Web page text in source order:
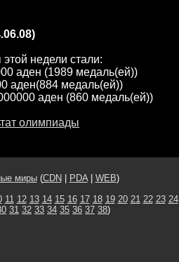
недели стали:
аден (1989 медаль(ей))
аден(884 медаль(ей))
аден (860 медаль(ей))
олимпиады
миры(CDN PDA| WEB)
11 12 13 14 15 16 17 18 19 20 21 22 23 24
31 32 33 34 35 36 37 38)